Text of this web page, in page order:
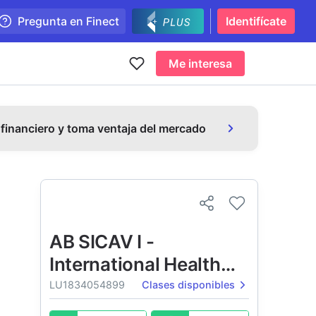
Pregunta en Finect Identifícate
Me interesa
y toma ventaja del mercado
AB SICAV I -
International Health
Care Portfolio
LU1834054899 Clases disponibles